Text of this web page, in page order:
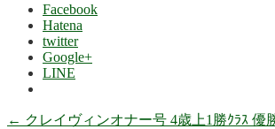
Facebook
Hatena
twitter
Google+
LINE
← クレイヴィンオナー号 4歳上1勝ｸﾗｽ 優